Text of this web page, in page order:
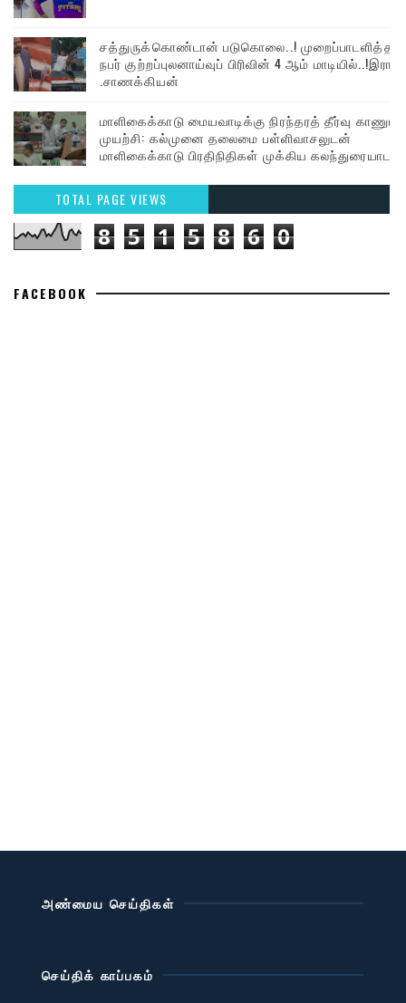
சத்துருக்கொண்டான் படுகொலை..! முறைப்பாடளித்த
நபர் குற்றப்புலனாய்வுப் பிரிவின் 4 ஆம் மாடியில்..!இரா
.சாணக்கியன்
மாளிகைக்காடு மையவாடிக்கு நிரந்தரத் தீர்வு காணும்
முயற்சி: கல்முனை தலைமை பள்ளிவாசலுடன்
மாளிகைக்காடு பிரதிநிதிகள் முக்கிய கலந்துரையாடல்
TOTAL PAGE VIEWS
8 5 1 5 8 6 0
FACEBOOK
அண்மைய செய்திகள்
செய்திக் காப்பகம்